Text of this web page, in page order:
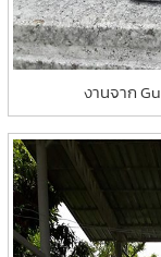
งานจาก